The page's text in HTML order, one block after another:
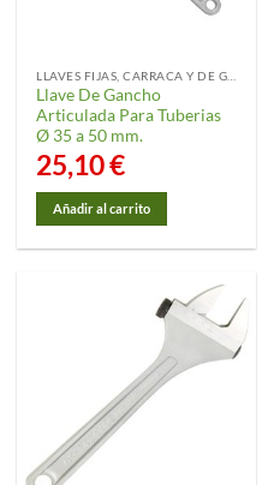
Llave De Gancho
Articulada Para Tuberias
Ø 35 a 50 mm.
25,10€
Añadir al carrito